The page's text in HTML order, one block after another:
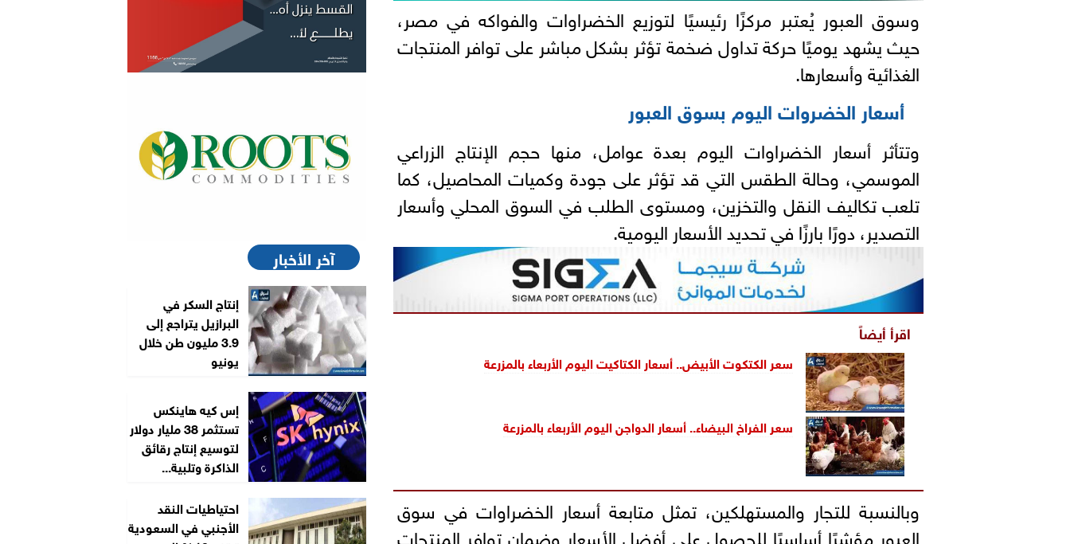
وسوق العبور يُعتبر مركزًا رئيسيًا لتوزيع الخضراوات والفواكه في مصر،
حيث يشهد يوميًا حركة تداول ضخمة تؤثر بشكل مباشر على توافر المنتجات
الغذائية وأسعارها.
أسعار الخضروات اليوم بسوق العبور
وتتأثر أسعار الخضراوات اليوم بعدة عوامل، منها حجم الإنتاج الزراعي
الموسمي، وحالة الطقس التي قد تؤثر على جودة وكميات المحاصيل، كما
تلعب تكاليف النقل والتخزين، ومستوى الطلب في السوق المحلي وأسعار
التصدير، دورًا بارزًا في تحديد الأسعار اليومية.
اقرأ أيضاً
سعر الكتكوت الأبيض.. أسعار الكتاكيت اليوم الأربعاء بالمزرعة
سعر الفراخ البيضاء.. أسعار الدواجن اليوم الأربعاء بالمزرعة
وبالنسبة للتجار والمستهلكين، تمثل متابعة أسعار الخضراوات في سوق
العبور مؤشرًا أساسيًا للحصول على أفضل الأسعار وضمان توافر المنتجات
آخر الأخبار
إنتاج السكر في
البرازيل يتراجع إلى
3.9 مليون طن خلال
يونيو
إس كيه هاينكس
تستثمر 38 مليار دولار
لتوسيع إنتاج رقائق
الذاكرة وتلبية...
احتياطيات النقد
الأجنبي في السعودية